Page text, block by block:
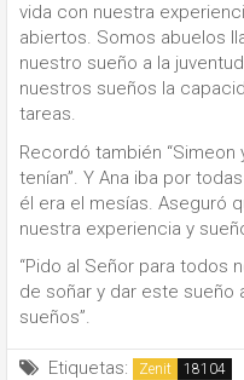
vida con nuestra
abiertos. Somos abuelos
nuestro sueño a la
nuestros sueños la
tareas.
Recordó también
tenían”. Y Ana iba por
él era el mesías. Aseguró
nuestra experiencia y
“Pido al Señor para todos
de soñar y dar este sueño
sueños”.
Etiquetas: Zenit